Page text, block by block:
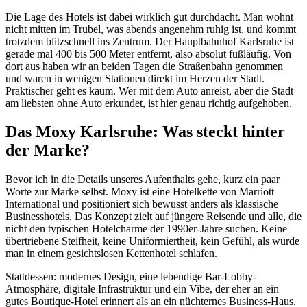
Die Lage des Hotels ist dabei wirklich gut durchdacht. Man wohnt
nicht mitten im Trubel, was abends angenehm ruhig ist, und kommt
trotzdem blitzschnell ins Zentrum. Der Hauptbahnhof Karlsruhe ist
gerade mal 400 bis 500 Meter entfernt, also absolut fußläufig. Von
dort aus haben wir an beiden Tagen die Straßenbahn genommen
und waren in wenigen Stationen direkt im Herzen der Stadt.
Praktischer geht es kaum. Wer mit dem Auto anreist, aber die Stadt
am liebsten ohne Auto erkundet, ist hier genau richtig aufgehoben.
Das Moxy Karlsruhe: Was steckt hinter
der Marke?
Bevor ich in die Details unseres Aufenthalts gehe, kurz ein paar
Worte zur Marke selbst. Moxy ist eine Hotelkette von Marriott
International und positioniert sich bewusst anders als klassische
Businesshotels. Das Konzept zielt auf jüngere Reisende und alle, die
nicht den typischen Hotelcharme der 1990er-Jahre suchen. Keine
übertriebene Steifheit, keine Uniformiertheit, kein Gefühl, als würde
man in einem gesichtslosen Kettenhotel schlafen.
Stattdessen: modernes Design, eine lebendige Bar-Lobby-
Atmosphäre, digitale Infrastruktur und ein Vibe, der eher an ein
gutes Boutique-Hotel erinnert als an ein nüchternes Business-Haus.